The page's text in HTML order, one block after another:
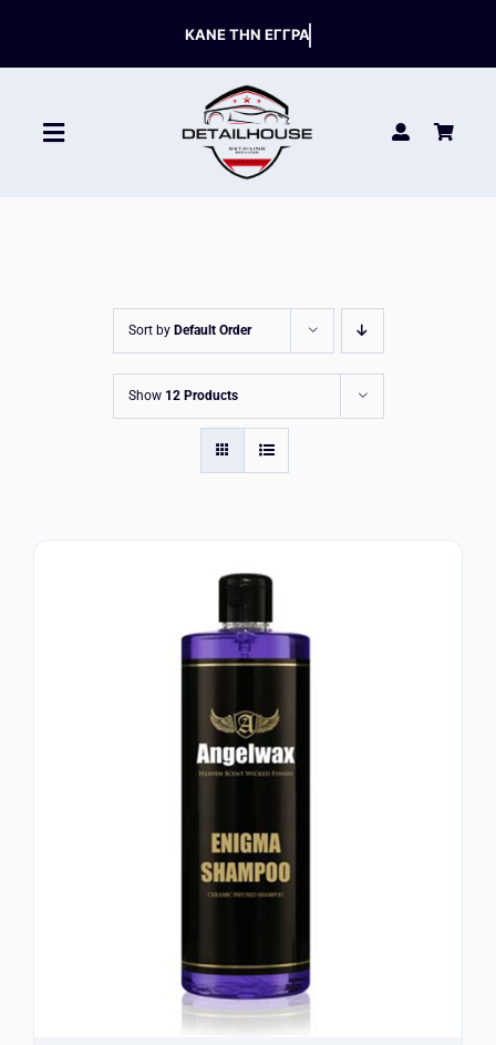
content
Toggle
ΑΞΕΣΟΥΑΡ
HOT OFFERS
Sort by Default Order
Show 12 Products